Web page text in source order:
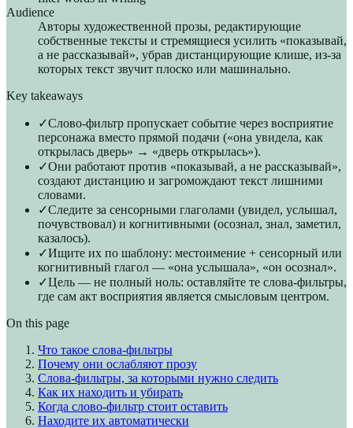
Audience
Авторы художественной прозы, редактирующие
собственные тексты и стремящиеся усилить «показывай,
а не рассказывай», убрав дистанцирующие клише, из-за
которых текст звучит плоско или машинально.
Key takeaways
✓Слово-фильтр пропускает событие через восприятие
персонажа вместо прямой подачи («она увидела, как
открылась дверь» → «дверь открылась»).
✓Они работают против «показывай, а не рассказывай»,
создают дистанцию и загромождают текст лишними
словами.
✓Следите за сенсорными глаголами (увидел, услышал,
почувствовал) и когнитивными (осознал, знал, заметил,
казалось).
✓Ищите их по шаблону: местоимение + сенсорный или
когнитивный глагол — «она услышала», «он осознал».
✓Цель — не полный ноль: оставляйте те слова-фильтры,
где сам акт восприятия является смысловым центром.
On this page
Что такое слова-фильтры
Почему они ослабляют прозу
Слова-фильтры, за которыми нужно следить
Как их находить и убирать
Когда слово-фильтр стоит оставить
Находите их автоматически